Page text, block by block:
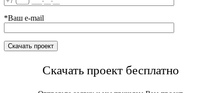
*Ваш e-mail
Скачать проект бесплатно